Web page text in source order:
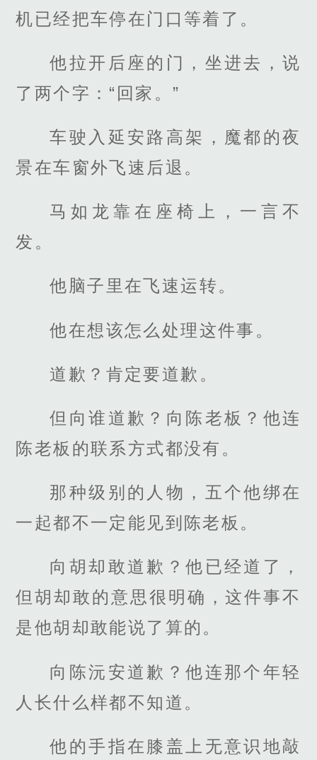
机已经把车停在门口等着了。
他拉开后座的门，坐进去，说
了两个字：“回家。”
车驶入延安路高架，魔都的夜
景在车窗外飞速后退。
马如龙靠在座椅上，一言不
发。
他脑子里在飞速运转。
他在想该怎么处理这件事。
道歉？肯定要道歉。
但向谁道歉？向陈老板？他连
陈老板的联系方式都没有。
那种级别的人物，五个他绑在
一起都不一定能见到陈老板。
向胡却敢道歉？他已经道了，
但胡却敢的意思很明确，这件事不
是他胡却敢能说了算的。
向陈沅安道歉？他连那个年轻
人长什么样都不知道。
他的手指在膝盖上无意识地敲